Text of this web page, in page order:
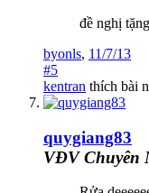
đề nghị
byonls, 11/7/13
#5
kentran thích bài
quygiang83
VĐV Chuyên